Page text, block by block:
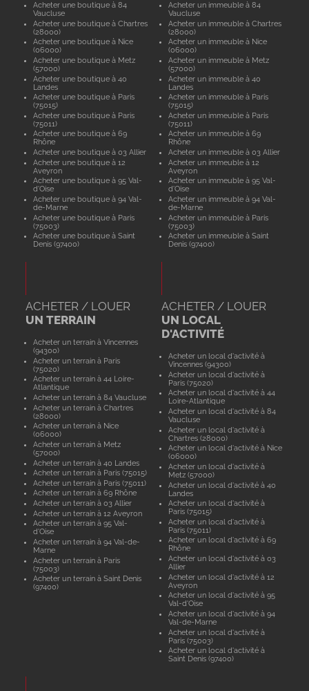
Acheter une boutique à 84
Vaucluse
Acheter une boutique à Chartres
(28000)
Acheter une boutique à Nice
(06000)
Acheter une boutique à Metz
(57000)
Acheter une boutique à 40
Landes
Acheter une boutique à Paris
(75015)
Acheter une boutique à Paris
(75011)
Acheter une boutique à 69
Rhône
Acheter une boutique à 03 Allier
Acheter une boutique à 12
Aveyron
Acheter une boutique à 95 Val-
d'Oise
Acheter une boutique à 94 Val-
de-Marne
Acheter une boutique à Paris
(75003)
Acheter une boutique à Saint
Denis (97400)
Acheter un immeuble à 84
Vaucluse
Acheter un immeuble à Chartres
(28000)
Acheter un immeuble à Nice
(06000)
Acheter un immeuble à Metz
(57000)
Acheter un immeuble à 40
Landes
Acheter un immeuble à Paris
(75015)
Acheter un immeuble à Paris
(75011)
Acheter un immeuble à 69
Rhône
Acheter un immeuble à 03 Allier
Acheter un immeuble à 12
Aveyron
Acheter un immeuble à 95 Val-
d'Oise
Acheter un immeuble à 94 Val-
de-Marne
Acheter un immeuble à Paris
(75003)
Acheter un immeuble à Saint
Denis (97400)
ACHETER / LOUER
UN TERRAIN
Acheter un terrain à Vincennes
(94300)
Acheter un terrain à Paris
(75020)
Acheter un terrain à 44 Loire-
Atlantique
Acheter un terrain à 84 Vaucluse
Acheter un terrain à Chartres
(28000)
Acheter un terrain à Nice
(06000)
Acheter un terrain à Metz
(57000)
Acheter un terrain à 40 Landes
Acheter un terrain à Paris (75015)
Acheter un terrain à Paris (75011)
Acheter un terrain à 69 Rhône
Acheter un terrain à 03 Allier
Acheter un terrain à 12 Aveyron
Acheter un terrain à 95 Val-
d'Oise
Acheter un terrain à 94 Val-de-
Marne
Acheter un terrain à Paris
(75003)
Acheter un terrain à Saint Denis
(97400)
ACHETER / LOUER
UN LOCAL
D'ACTIVITÉ
Acheter un local d'activité à
Vincennes (94300)
Acheter un local d'activité à
Paris (75020)
Acheter un local d'activité à 44
Loire-Atlantique
Acheter un local d'activité à 84
Vaucluse
Acheter un local d'activité à
Chartres (28000)
Acheter un local d'activité à Nice
(06000)
Acheter un local d'activité à
Metz (57000)
Acheter un local d'activité à 40
Landes
Acheter un local d'activité à
Paris (75015)
Acheter un local d'activité à
Paris (75011)
Acheter un local d'activité à 69
Rhône
Acheter un local d'activité à 03
Allier
Acheter un local d'activité à 12
Aveyron
Acheter un local d'activité à 95
Val-d'Oise
Acheter un local d'activité à 94
Val-de-Marne
Acheter un local d'activité à
Paris (75003)
Acheter un local d'activité à
Saint Denis (97400)